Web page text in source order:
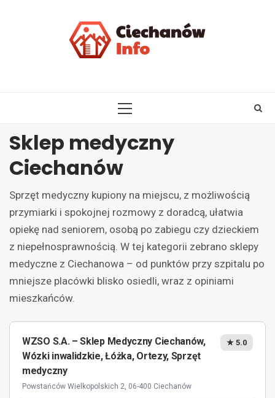
PRIMARY
Sklep medyczny
Ciechanów
Sprzęt medyczny kupiony na miejscu, z możliwością
przymiarki i spokojnej rozmowy z doradcą, ułatwia
opiekę nad seniorem, osobą po zabiegu czy dzieckiem
z niepełnosprawnością. W tej kategorii zebrano sklepy
medyczne z Ciechanowa – od punktów przy szpitalu po
mniejsze placówki blisko osiedli, wraz z opiniami
mieszkańców.
WZSO S.A. – Sklep Medyczny Ciechanów,
Wózki inwalidzkie, Łóżka, Ortezy, Sprzęt
medyczny
Powstańców Wielkopolskich 2, 06-400 Ciechanów
★ 5.0